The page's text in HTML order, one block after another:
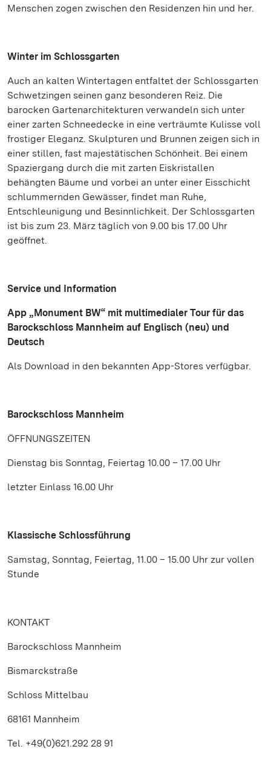
Menschen zogen zwischen den Residenzen hin und her.
Winter im Schlossgarten
Auch an kalten Wintertagen entfaltet der Schlossgarten
Schwetzingen seinen ganz besonderen Reiz. Die
barocken Gartenarchitekturen verwandeln sich unter
einer zarten Schneedecke in eine verträumte Kulisse voll
frostiger Eleganz. Skulpturen und Brunnen zeigen sich in
einer stillen, fast majestätischen Schönheit. Bei einem
Spaziergang durch die mit zarten Eiskristallen
behängten Bäume und vorbei an unter einer Eisschicht
schlummernden Gewässer, findet man Ruhe,
Entschleunigung und Besinnlichkeit. Der Schlossgarten
ist bis zum 23. März täglich von 9.00 bis 17.00 Uhr
geöffnet.
Service und Information
App „Monument BW“ mit multimedialer Tour für das
Barockschloss Mannheim auf Englisch (neu) und
Deutsch
Als Download in den bekannten App-Stores verfügbar.
Barockschloss Mannheim
ÖFFNUNGSZEITEN
Dienstag bis Sonntag, Feiertag 10.00 – 17.00 Uhr
letzter Einlass 16.00 Uhr
Klassische Schlossführung
Samstag, Sonntag, Feiertag, 11.00 – 15.00 Uhr zur vollen
Stunde
KONTAKT
Barockschloss Mannheim
Bismarckstraße
Schloss Mittelbau
68161 Mannheim
Tel. +49(0)621.292 28 91